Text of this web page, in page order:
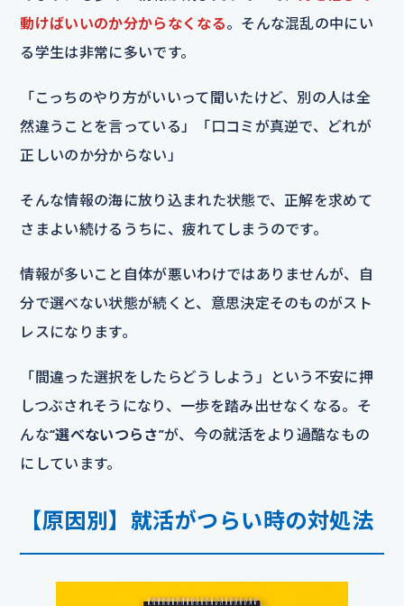
動けばいいのか分からなくなる。そんな混乱の中にい
る学生は非常に多いです。
「こっちのやり方がいいって聞いたけど、別の人は全
然違うことを言っている」「口コミが真逆で、どれが
正しいのか分からない」
そんな情報の海に放り込まれた状態で、正解を求めて
さまよい続けるうちに、疲れてしまうのです。
情報が多いこと自体が悪いわけではありませんが、自
分で選べない状態が続くと、意思決定そのものがスト
レスになります。
「間違った選択をしたらどうしよう」という不安に押
しつぶされそうになり、一歩を踏み出せなくなる。そ
んな“選べないつらさ”が、今の就活をより過酷なもの
にしています。
【原因別】就活がつらい時の対処法